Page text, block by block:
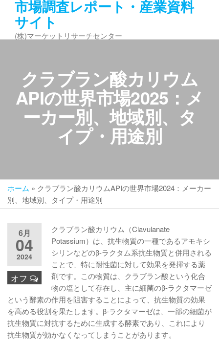
ン
市場調査レポート・産業資料
サイト
(株)マーケットリサーチセンター
クラブラン酸カリウム
APIの世界市場2025：メ
ーカー別、地域別、タ
イプ・用途別
ホーム » クラブラン酸カリウムAPIの世界市場2024：メーカー
別、地域別、タイプ・用途別
6月
04
2024
オフ
クラブラン酸カリウム（Clavulanate
Potassium）は、抗生物質の一種であるアモキシ
シリンなどのβ-ラクタム系抗生物質と併用される
ことで、特に耐性菌に対して効果を発揮する薬
剤です。この物質は、クラブラン酸という化合
物の塩として存在し、主に細菌のβ-ラクタマーゼ
という酵素の作用を阻害することによって、抗生物質の効果
を高める役割を果たします。β-ラクタマーゼは、一部の細菌が
抗生物質に対抗するために生成する酵素であり、これにより
抗生物質が効かなくなってしまうことがあります。